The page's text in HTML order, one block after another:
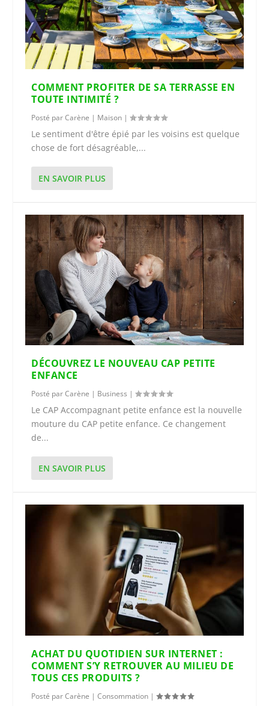
COMMENT PROFITER DE SA TERRASSE EN
TOUTE INTIMITÉ ?
Posté parCarène | Maison |
Le sentiment d'être épié par les voisins est quelque
chose de fort désagréable,...
EN SAVOIR PLUS
DÉCOUVREZ LE NOUVEAU CAP PETITE
ENFANCE
Posté parCarène | Business |
Le CAP Accompagnant petite enfance est la nouvelle
mouture du CAP petite enfance. Ce changement
de...
EN SAVOIR PLUS
ACHAT DU QUOTIDIEN SUR INTERNET :
COMMENT S’Y RETROUVER AU MILIEU DE
TOUS CES PRODUITS ?
Posté parCarène |Consommation |